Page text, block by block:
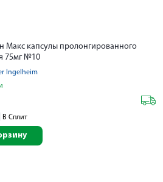
Макс капсулы пролонгированного
75мг №10
Ingelheim
В Сплит